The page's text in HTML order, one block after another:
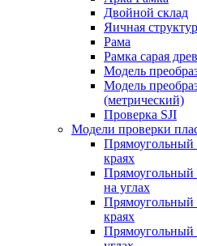
Двойной склад
Яичная
Рама
Рамка сарая
Модель
Модель
(метрический)
Проверка SJI
Модели проверки
Прямоугольный
краях
Прямоугольный
на углах
Прямоугольный
краях
Прямоугольный